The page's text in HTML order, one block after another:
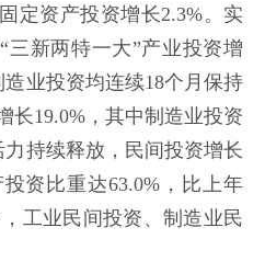
定资产投资增长2.3%。实
三新两特一大”产业投资增
业投资均连续18个月保持
长19.0%，其中制造业投资
持续释放，民间投资增长
资比重达63.0%，比上年
工业民间投资、制造业民